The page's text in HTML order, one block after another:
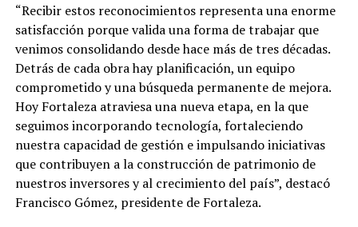
“Recibir estos reconocimientos representa una enorme
satisfacción porque valida una forma de trabajar que
venimos consolidando desde hace más de tres décadas.
Detrás de cada obra hay planificación, un equipo
comprometido y una búsqueda permanente de mejora.
Hoy Fortaleza atraviesa una nueva etapa, en la que
seguimos incorporando tecnología, fortaleciendo
nuestra capacidad de gestión e impulsando iniciativas
que contribuyen a la construcción de patrimonio de
nuestros inversores y al crecimiento del país”, destacó
Francisco Gómez, presidente de Fortaleza.